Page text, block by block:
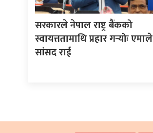
सरकारले नेपाल राष्ट्र बैंकको
स्वायत्ततामाथि प्रहार गर्‍योः एमाले
सांसद राई